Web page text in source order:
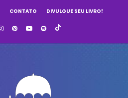
CONTATO DIVULGUE SEU LIVRO!